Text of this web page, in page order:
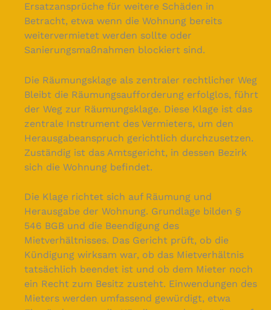
Ersatzansprüche für weitere Schäden in
Betracht, etwa wenn die Wohnung bereits
weitervermietet werden sollte oder
Sanierungsmaßnahmen blockiert sind.
Die Räumungsklage als zentraler rechtlicher Weg
Bleibt die Räumungsaufforderung erfolglos, führt
der Weg zur Räumungsklage. Diese Klage ist das
zentrale Instrument des Vermieters, um den
Herausgabeanspruch gerichtlich durchzusetzen.
Zuständig ist das Amtsgericht, in dessen Bezirk
sich die Wohnung befindet.
Die Klage richtet sich auf Räumung und
Herausgabe der Wohnung. Grundlage bilden §
546 BGB und die Beendigung des
Mietverhältnisses. Das Gericht prüft, ob die
Kündigung wirksam war, ob das Mietverhältnis
tatsächlich beendet ist und ob dem Mieter noch
ein Recht zum Besitz zusteht. Einwendungen des
Mieters werden umfassend gewürdigt, etwa